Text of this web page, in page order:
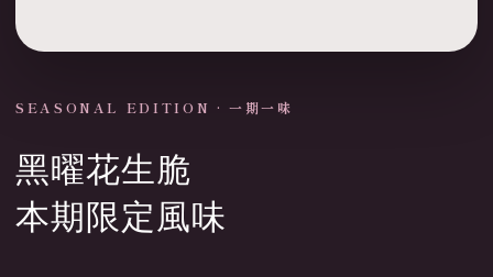
SEASONAL EDITION · 一期一味
黑曜花生脆
本期限定風味